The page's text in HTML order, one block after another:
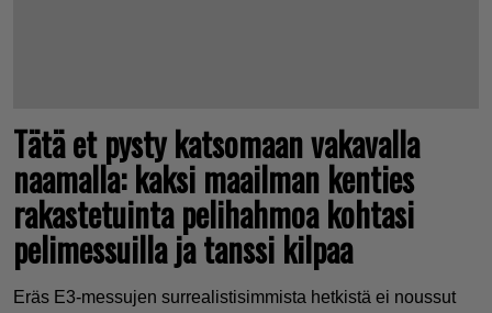
Tätä et pysty katsomaan vakavalla
naamalla: kaksi maailman kenties
rakastetuinta pelihahmoa kohtasi
pelimessuilla ja tanssi kilpaa
Eräs E3-messujen surrealistisimmista hetkistä ei noussut